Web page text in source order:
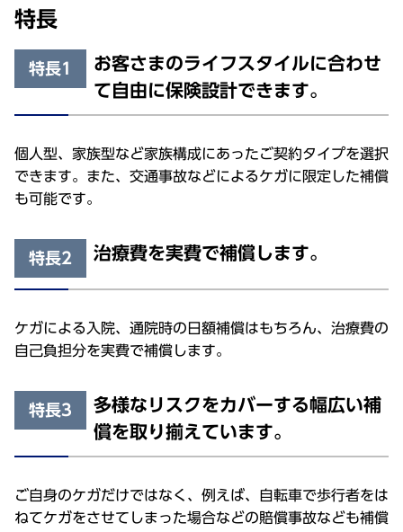
特長
特長1
お客さまのライフスタイルに合わせ
て自由に保険設計できます。
個人型、家族型など家族構成にあったご契約タイプを選択
できます。また、交通事故などによるケガに限定した補償
も可能です。
特長2 治療費を実費で補償します。
ケガによる入院、通院時の日額補償はもちろん、治療費の
自己負担分を実費で補償します。
特長3
多様なリスクをカバーする幅広い補
償を取り揃えています。
ご自身のケガだけではなく、例えば、自転車で歩行者をは
ねてケガをさせてしまった場合などの賠償事故なども補償